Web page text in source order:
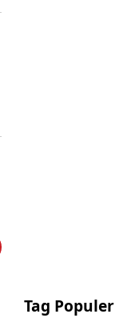
Tag Populer